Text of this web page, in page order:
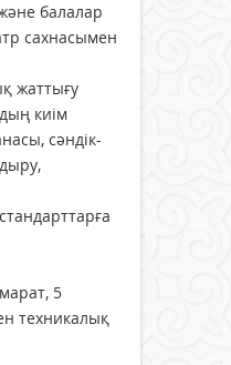
балалар
сахнасымен
жаттығу
киім
сәндік-
5
техникалық